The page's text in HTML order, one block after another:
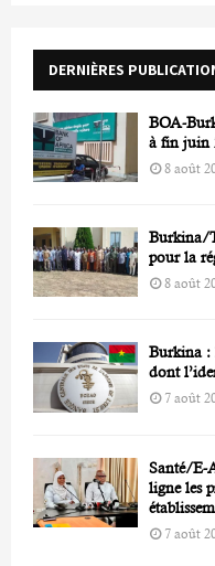
r
DERNIÈRES
BOA-
à fin juin
8 août
Burkina/
pour la
8 août
Burkina :
dont
7 août
Santé/E-
ligne les
7 août